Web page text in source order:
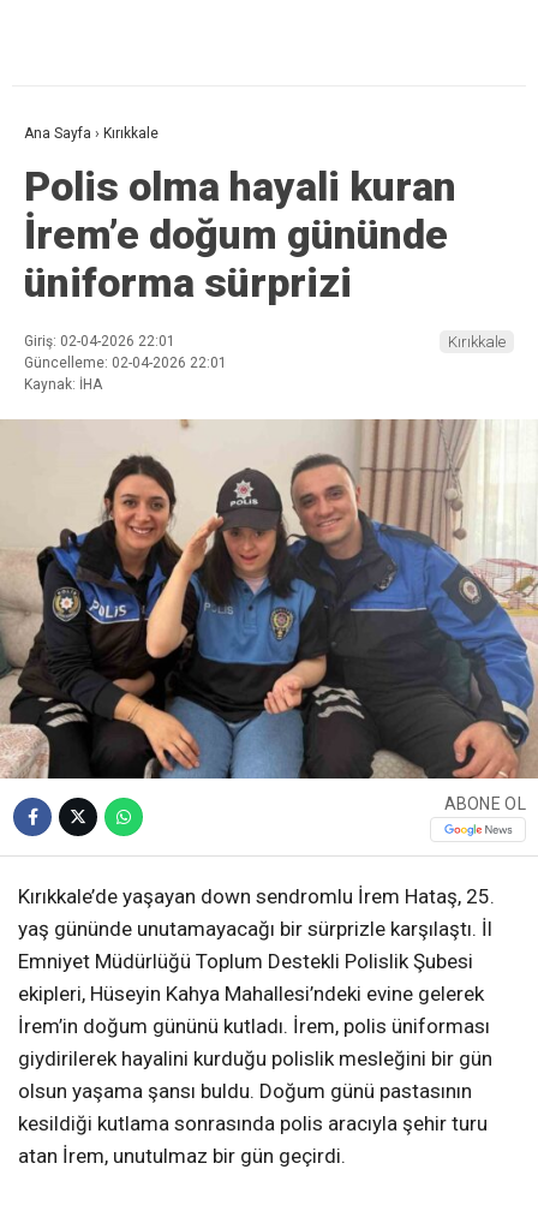
Ana Sayfa › Kırıkkale
Polis olma hayali kuran
İrem’e doğum gününde
üniforma sürprizi
Giriş: 02-04-2026 22:01
Güncelleme: 02-04-2026 22:01
Kaynak: İHA
Kırıkkale
ABONE OL
Kırıkkale’de yaşayan down sendromlu İrem Hataş, 25.
yaş gününde unutamayacağı bir sürprizle karşılaştı. İl
Emniyet Müdürlüğü Toplum Destekli Polislik Şubesi
ekipleri, Hüseyin Kahya Mahallesi’ndeki evine gelerek
İrem’in doğum gününü kutladı. İrem, polis üniforması
giydirilerek hayalini kurduğu polislik mesleğini bir gün
olsun yaşama şansı buldu. Doğum günü pastasının
kesildiği kutlama sonrasında polis aracıyla şehir turu
atan İrem, unutulmaz bir gün geçirdi.